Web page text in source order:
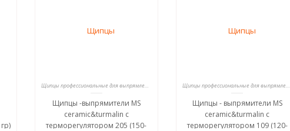
Щипцы профессиональные для выпрямления волос
Щипцы -выпрямители MS
ceramic&turmalin c
терморегулятором 205 (150-
Щипцы профессиональные для выпрямления волос
Щипцы - выпрямители MS
ceramic&turmalin c
терморегулятором 109 (120-